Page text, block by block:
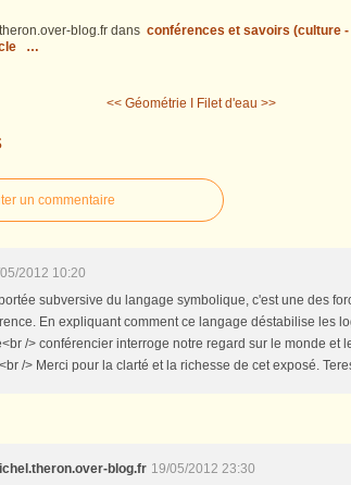
blog.fr dans conférences et savoirs (culture
…
<< Géométrie I Filet d'eau >>
un commentaire
2012 10:20
subversive du langage symbolique, c'est une des
En expliquant comment ce langage déstabilise les
/> conférencier interroge notre regard sur le monde et
/> Merci pour la clarté et la richesse de cet exposé.
blog.fr 19/05/2012 23:30